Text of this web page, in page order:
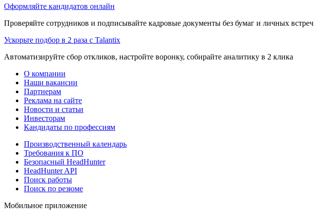
Оформляйте кандидатов онлайн
Проверяйте сотрудников и подписывайте кадровые документы без бумаг и личных встреч
Ускорьте подбор в 2 раза с Talantix
Автоматизируйте сбор откликов, настройте воронку, собирайте аналитику в 2 клика
О компании
Наши вакансии
Партнерам
Реклама на сайте
Новости и статьи
Инвесторам
Кандидаты по профессиям
Производственный календарь
Требования к ПО
Безопасный HeadHunter
HeadHunter API
Поиск работы
Поиск по резюме
Мобильное приложение